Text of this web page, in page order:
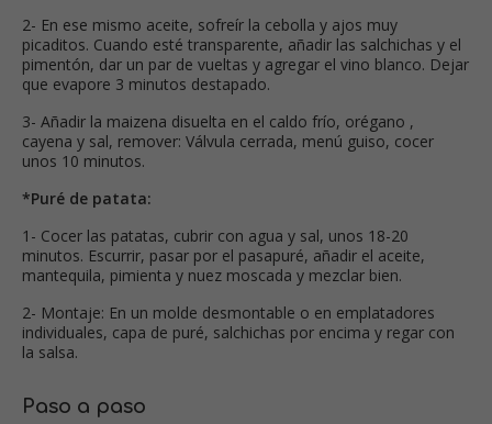
2- En ese mismo aceite, sofreír la cebolla y ajos muy
picaditos. Cuando esté transparente, añadir las salchichas y el
pimentón, dar un par de vueltas y agregar el vino blanco. Dejar
que evapore 3 minutos destapado.
3- Añadir la maizena disuelta en el caldo frío, orégano ,
cayena y sal, remover: Válvula cerrada, menú guiso, cocer
unos 10 minutos.
*Puré de patata:
1- Cocer las patatas, cubrir con agua y sal, unos 18-20
minutos. Escurrir, pasar por el pasapuré, añadir el aceite,
mantequila, pimienta y nuez moscada y mezclar bien.
2- Montaje: En un molde desmontable o en emplatadores
individuales, capa de puré, salchichas por encima y regar con
la salsa.
Paso a paso